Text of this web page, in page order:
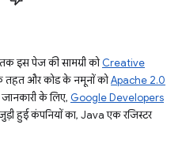
इस पेज की सामग्री कोCreative
तहत और कोड के नमूनों कोApache 2.0
के लिए, Google Developers
हुई कंपनियों का, Java एक रजिस्टर